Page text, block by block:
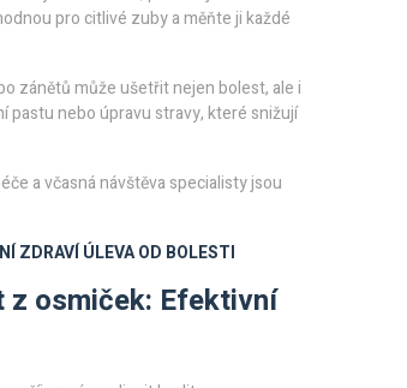
pro citlivé zuby a měňte ji každé
zánětů může ušetřit nejen bolest, ale i
pastu nebo úpravu stravy, které snižují
a včasná návštěva specialisty jsou
ZDRAVÍÚLEVA OD BOLESTI
osmiček: Efektivní